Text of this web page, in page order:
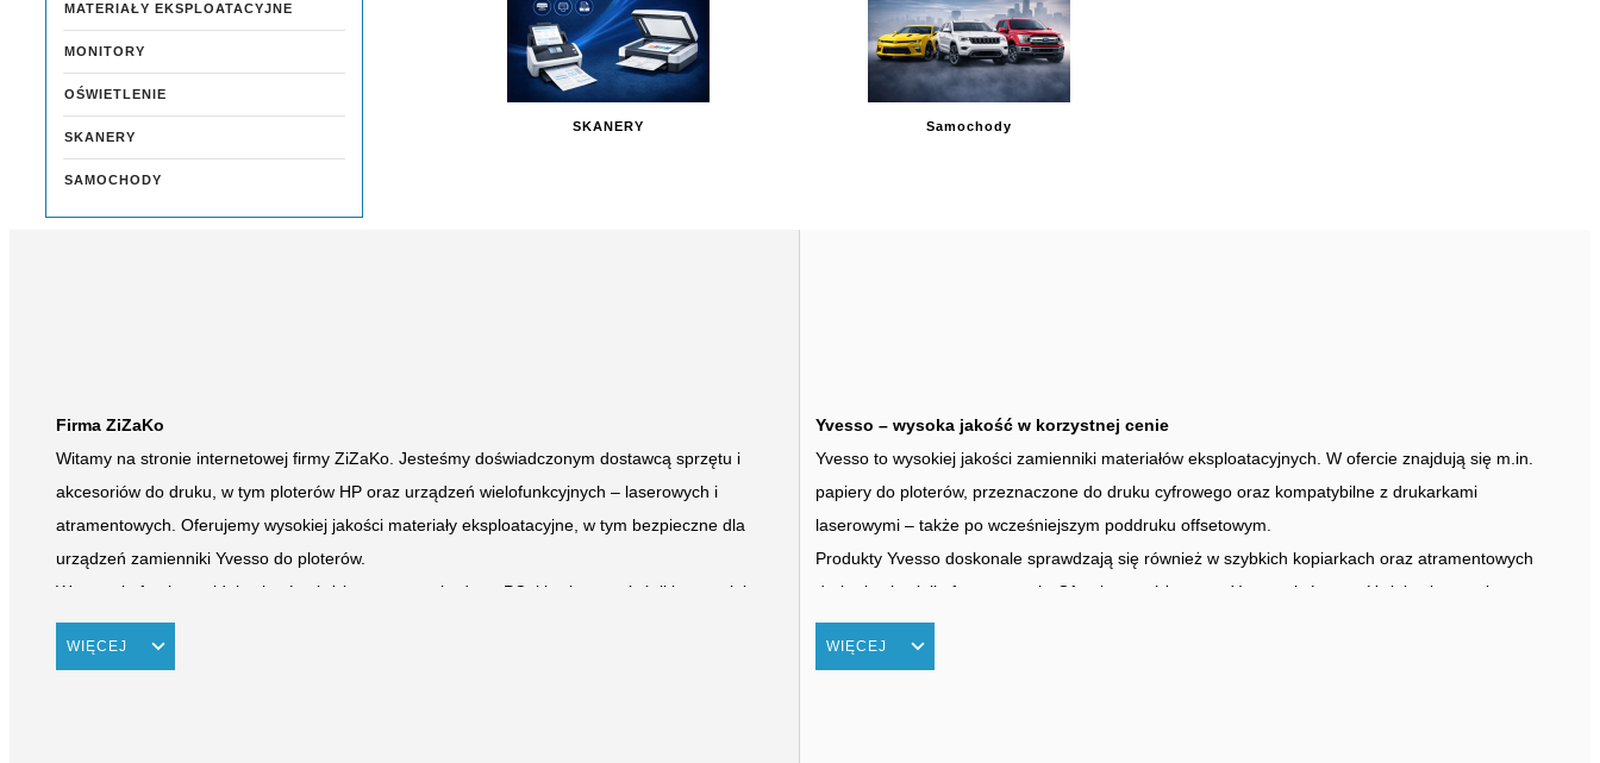
MATERIAŁY EKSPLOATACYJNE
MONITORY
OŚWIETLENIE
SKANERY
SAMOCHODY
SKANERY Samochody
Firma ZiZaKo
Witamy na stronie internetowej firmy ZiZaKo. Jesteśmy doświadczonym dostawcą sprzętu i
akcesoriów do druku, w tym ploterów HP oraz urządzeń wielofunkcyjnych – laserowych i
atramentowych. Oferujemy wysokiej jakości materiały eksploatacyjne, w tym bezpieczne dla
urządzeń zamienniki Yvesso do ploterów.
W naszej ofercie znajdują się również komputery, obudowy PC, klawiatury, głośniki oraz wiele
innych produktów i części zamiennych. Dodatkowo oferujemy szeroki wybór akcesoriów
oświetleniowych. Współpracujemy wyłącznie z renomowanymi producentami, takimi jak HP,
WIĘCEJ
Yvesso – wysoka jakość w korzystnej cenie
Yvesso to wysokiej jakości zamienniki materiałów eksploatacyjnych. W ofercie znajdują się m.in.
papiery do ploterów, przeznaczone do druku cyfrowego oraz kompatybilne z drukarkami
laserowymi – także po wcześniejszym poddruku offsetowym.
Produkty Yvesso doskonale sprawdzają się również w szybkich kopiarkach oraz atramentowych
drukarkach wielkoformatowych. Oferujemy także tusze Yvesso, które wyróżniają się wysoką
jakością, szybkim czasem schnięcia oraz możliwością bezpiecznego mieszania z oryginalnymi
tuszami.
WIĘCEJ